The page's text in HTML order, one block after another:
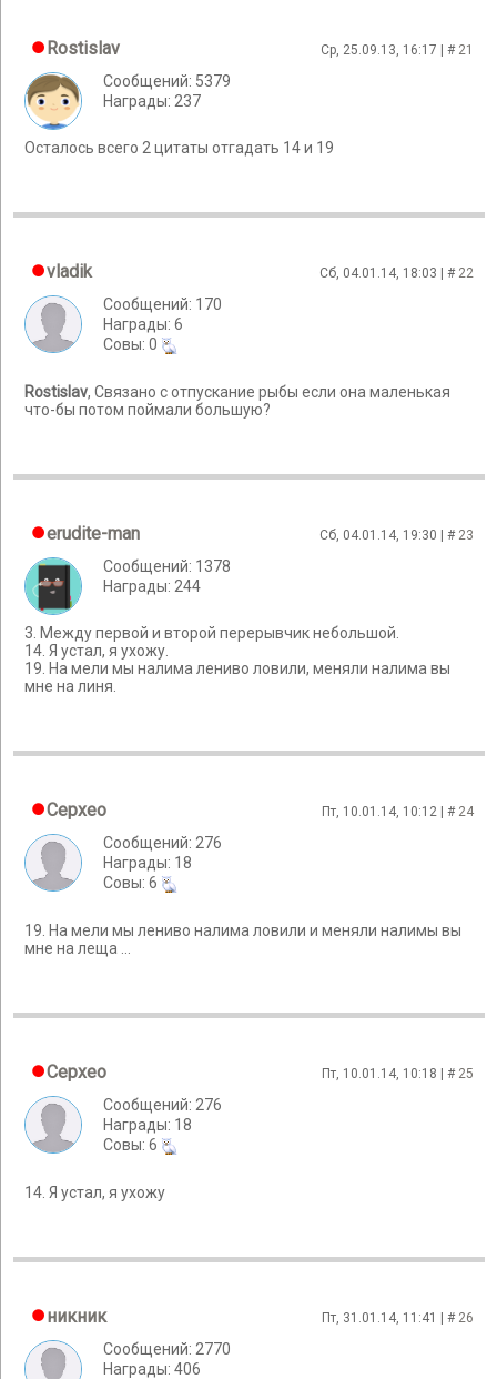
Rostislav Ср, 25.09.13, 16:17 | # 21
Сообщений: 5379
Награды: 237
Осталось всего 2 цитаты отгадать 14 и 19
vladik Сб, 04.01.14, 18:03 | # 22
Сообщений: 170
Награды: 6
Cовы: 0
Rostislav, Связано с отпускание рыбы если она маленькая
что-бы потом поймали большую?
erudite-man Сб, 04.01.14, 19:30 | # 23
Сообщений: 1378
Награды: 244
3. Между первой и второй перерывчик небольшой.
14. Я устал, я ухожу.
19. На мели мы налима лениво ловили, меняли налима вы
мне на линя.
Cepxeo Пт, 10.01.14, 10:12 | # 24
Сообщений: 276
Награды: 18
Cовы: 6
19. На мели мы лениво налима ловили и меняли налимы вы
мне на леща ...
Cepxeo Пт, 10.01.14, 10:18 | # 25
Сообщений: 276
Награды: 18
Cовы: 6
14. Я устал, я ухожу
никник Пт, 31.01.14, 11:41 | # 26
Сообщений: 2770
Награды: 406